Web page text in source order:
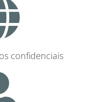
confidenciais